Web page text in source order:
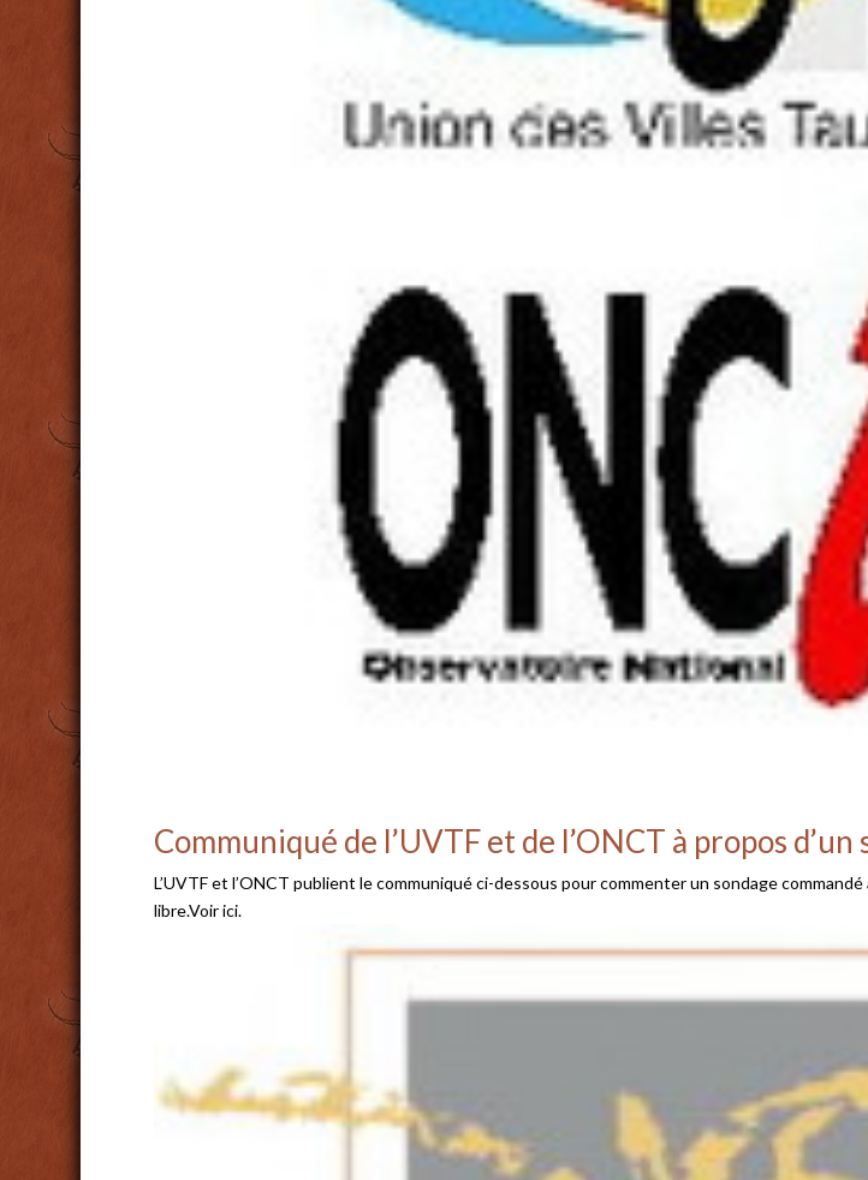
Communiqué de l’UVTF et de l’ONCT à propos d’un
L’UVTF et l’ONCT publient le communiqué ci-dessous pour commenter un sondage
libre.Voir ici.